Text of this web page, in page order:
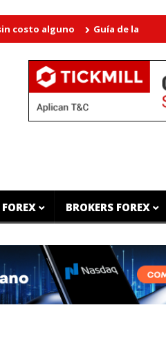
alguno Guía de la Estructura
BROKERS FOREX